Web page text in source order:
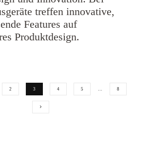
treffen innovative,
Features auf
Produktdesign.
2 3 4 5 8